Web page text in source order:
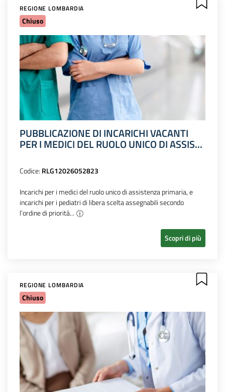
REGIONE LOMBARDIA
Chiuso
PUBBLICAZIONE DI INCARICHI VACANTI
PER I MEDICI DEL RUOLO UNICO DI ASSIS...
Codice: RLG12026052823
Incarichi per i medici del ruolo unico di assistenza primaria, e
incarichi per i pediatri di libera scelta assegnabili secondo
l’ordine di priorità...
Scopri di più
REGIONE LOMBARDIA
Chiuso